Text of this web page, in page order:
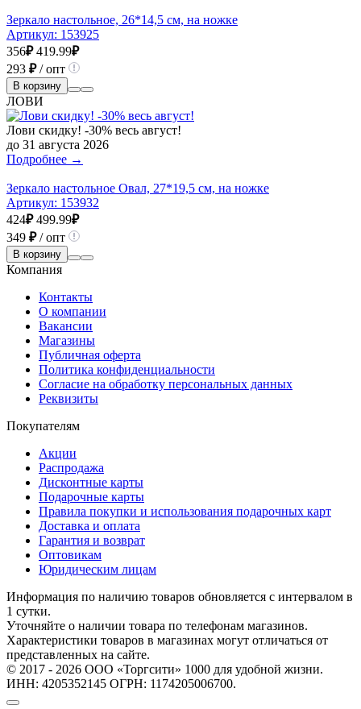
Зеркало настольное, 26*14,5 см, на ножке
Артикул: 153925
356₽ 419.99₽
293 ₽/ опт
В корзину
ЛОВИ
Лови скидку! -30% весь август!
до 31 августа 2026
Подробнее →
Зеркало настольное Овал, 27*19,5 см, на ножке
Артикул: 153932
424₽ 499.99₽
349 ₽/ опт
В корзину
Компания
Контакты
О компании
Вакансии
Магазины
Публичная оферта
Политика конфиденциальности
Согласие на обработку персональных данных
Реквизиты
Покупателям
Акции
Распродажа
Дисконтные карты
Подарочные карты
Правила покупки и использования подарочных карт
Доставка и оплата
Гарантия и возврат
Оптовикам
Юридическим лицам
Информация по наличию товаров обновляется с интервалом в
1 сутки.
Уточняйте о наличии товара по телефонам магазинов.
Характеристики товаров в магазинах могут отличаться от
представленных на сайте.
© 2017 - 2026 ООО «Торгсити» 1000 для удобной жизни.
ИНН: 4205352145 ОГРН: 1174205006700.